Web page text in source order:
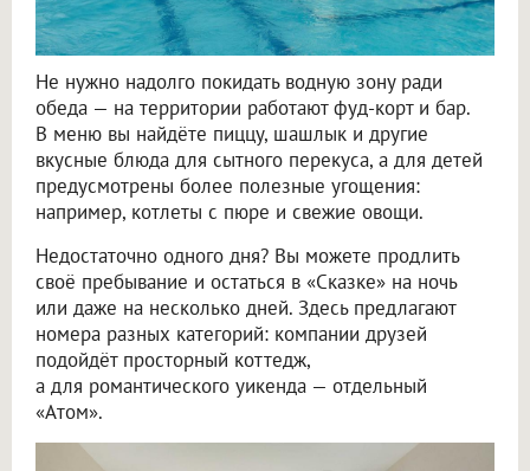
Не нужно надолго покидать водную зону ради
обеда — на территории работают фуд-корт и бар.
В меню вы найдёте пиццу, шашлык и другие
вкусные блюда для сытного перекуса, а для детей
предусмотрены более полезные угощения:
например, котлеты с пюре и свежие овощи.
Недостаточно одного дня? Вы можете продлить
своё пребывание и остаться в «Сказке» на ночь
или даже на несколько дней. Здесь предлагают
номера разных категорий: компании друзей
подойдёт просторный коттедж,
а для романтического уикенда — отдельный
«Атом».